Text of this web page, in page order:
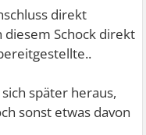
direkt
Schock direkt
später heraus,
sonst etwas davon